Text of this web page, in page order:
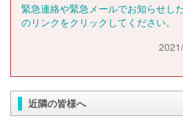
緊急連絡や緊急メールでお知らせし
のリンクをクリックしてください。
近隣の皆様へ